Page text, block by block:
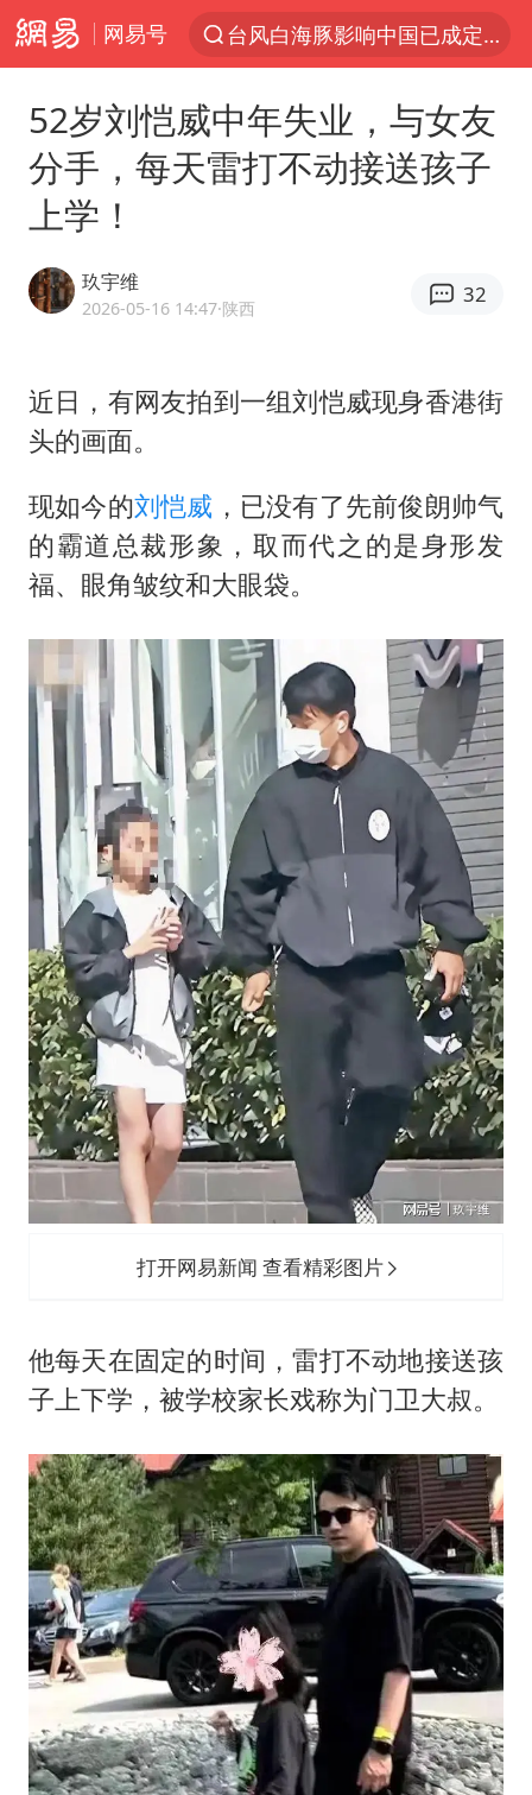
网易号
以“新”破局 首发经济点亮城市消费活力
我国编制完成新版全月地质图
台风白海豚即将进入48小时警戒线
80后女柜员逆袭成4200亿银行副行长
扎哈罗娃批广岛市长不提美国原子弹
金饰克价大幅跳涨
泰国一女公务员妆容引争议 本人回应
对话重庆地铁吐血女孩
中方回应日本广岛核爆81周年
中国五箭齐发反制美国
中国经济展现强大韧性和活力
52岁刘恺威中年失业，与女友
分手，每天雷打不动接送孩子
上学！
玖宇维
2026-05-16 14:47·陕西
32
近日，有网友拍到一组刘恺威现身香港街
头的画面。
现如今的刘恺威 ，已没有了先前俊朗帅气
的霸道总裁形象，取而代之的是身形发
福、眼角皱纹和大眼袋。
打开网易新闻 查看精彩图片
他每天在固定的时间，雷打不动地接送孩
子上下学，被学校家长戏称为门卫大叔。